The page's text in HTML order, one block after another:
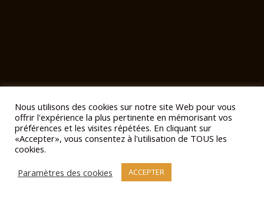
Nous utilisons des cookies sur notre site Web pour vous
offrir l'expérience la plus pertinente en mémorisant vos
préférences et les visites répétées. En cliquant sur
«Accepter», vous consentez à l'utilisation de TOUS les
cookies.
Paramètres des cookies
ACCEPTER